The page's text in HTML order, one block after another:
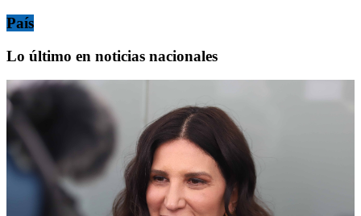
País
Lo último en noticias nacionales